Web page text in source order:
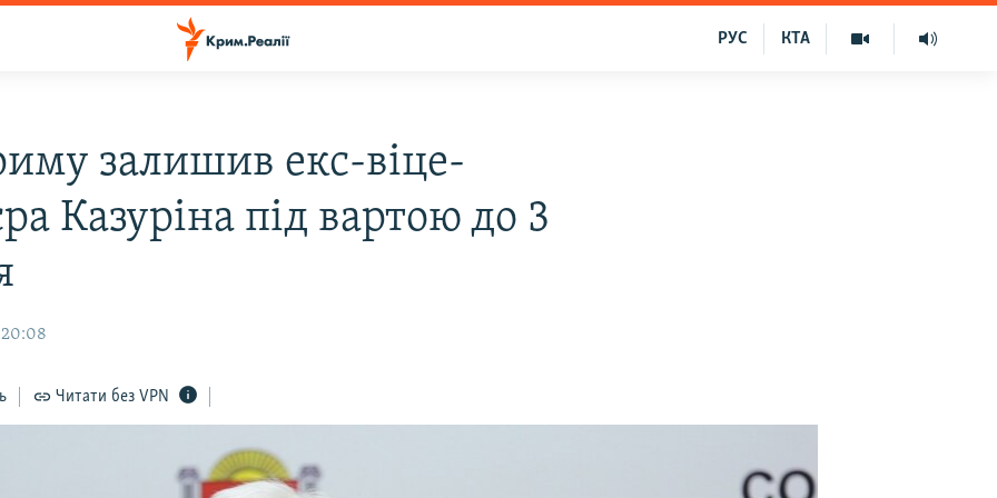
КТА
РУС
залишив екс-віце-
Казуріна під вартою до 3
20:08
Читати без VPN